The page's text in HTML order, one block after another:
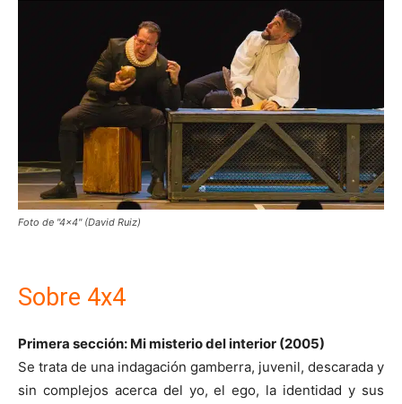
Foto de "4x4" (David Ruiz)
Sobre 4x4
Primera sección: Mi misterio del interior (2005)
Se trata de una indagación gamberra, juvenil, descarada y
sin complejos acerca del yo, el ego, la identidad y sus